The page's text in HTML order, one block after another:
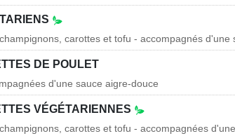
carottes et tofu - accompagnés d'une
DE POULET
d'une sauce aigre-douce
VÉGÉTARIENNES
carottes et tofu - accompagnées